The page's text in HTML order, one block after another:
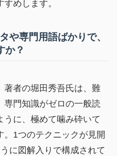
めします。
や専門用語ばかりで、
か？
著者の堀田秀吾氏は、難
専門知識がゼロの一般読
うに、極めて噛み砕いて
。1つのテクニックが見開
に図解入りで構成されて